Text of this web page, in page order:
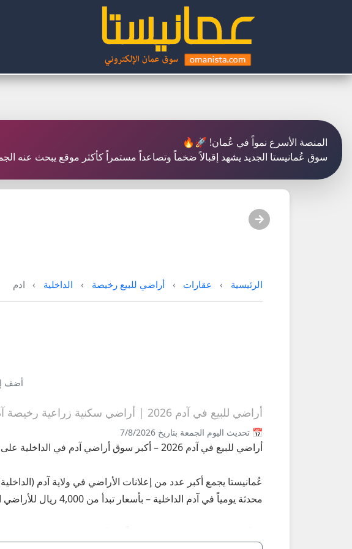
المنصة الأسرع نمواً في عُمان! 🚀🔥
سوق عُمانيستا الجديد يشهد إقبالاً ضخماً وتصاعداً مستمراً كأكثر موقع يبحث عنه
الرئيسية عقارات أراضي للبيع رخيصة الداخلية ادم
أضف
أراضي للبيع في آدم 2026 | أراضي سكنية زراعية رخيصة آدم الداخلية
📅 تحديث اليوم الجمعة بتاريخ 7/8/2026
أراضي للبيع في آدم 2026 – أكبر سوق أراضي آدم في الداخلية على عُمانيستا
عُمانيستا يجمع أكبر عدد من إعلانات الأراضي في ولاية آدم
محدثة يومياً في آدم الداخلية – بأسعار تبدأ من 4,000 ريال للأراضي الصغيرة إلى مئات الآلاف للأراضي المميزة.